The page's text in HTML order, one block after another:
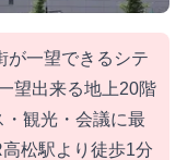
が一望できるシテ
望出来る地上20階
観光・会議に最
松駅より徒歩1分